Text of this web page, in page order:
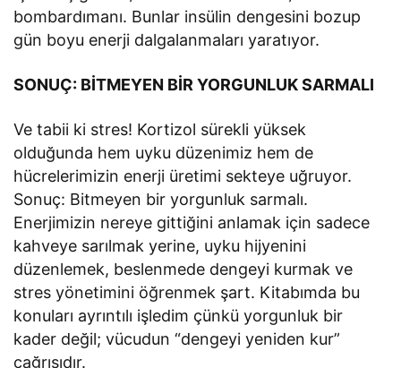
bombardımanı. Bunlar insülin dengesini bozup
gün boyu enerji dalgalanmaları yaratıyor.
SONUÇ: BİTMEYEN BİR YORGUNLUK SARMALI
Ve tabii ki stres! Kortizol sürekli yüksek
olduğunda hem uyku düzenimiz hem de
hücrelerimizin enerji üretimi sekteye uğruyor.
Sonuç: Bitmeyen bir yorgunluk sarmalı.
Enerjimizin nereye gittiğini anlamak için sadece
kahveye sarılmak yerine, uyku hijyenini
düzenlemek, beslenmede dengeyi kurmak ve
stres yönetimini öğrenmek şart. Kitabımda bu
konuları ayrıntılı işledim çünkü yorgunluk bir
kader değil; vücudun “dengeyi yeniden kur”
çağrısıdır.